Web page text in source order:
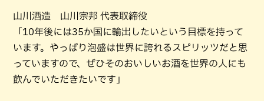
山川酒造 山川宗邦 代表取締役
「10年後には35か国に輸出したいという目標を持って
います。やっぱり泡盛は世界に誇れるスピリッツだと思
っていますので、ぜひそのおいしいお酒を世界の人にも
飲んでいただきたいです」